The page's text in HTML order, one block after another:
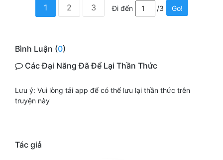
1 2 3 Đi đến /3 Go!
Bình Luận (0)
Các Đại Năng Đã Để Lại Thần Thức
Lưu ý: Vui lòng tải app để có thể lưu lại thần thức trên
truyện này
Tác giả